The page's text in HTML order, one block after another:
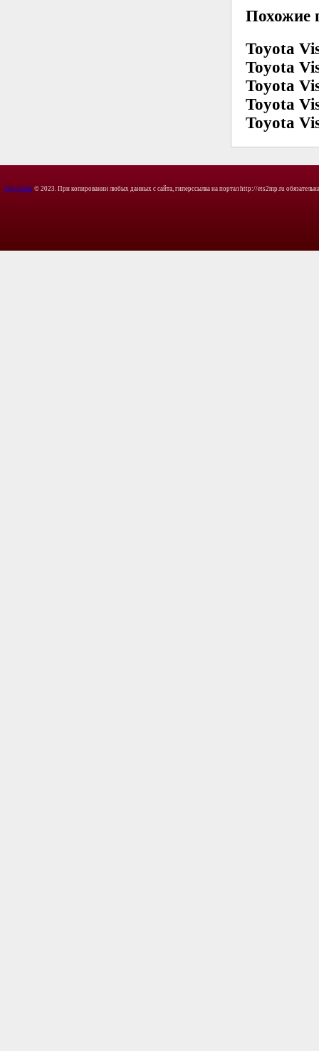
Похожие
Toyota
Toyota
Toyota
Toyota
Toyota
Copyright © 2023. При копировании любых данных с сайта, гиперссылка на портал http://ets2mp.ru